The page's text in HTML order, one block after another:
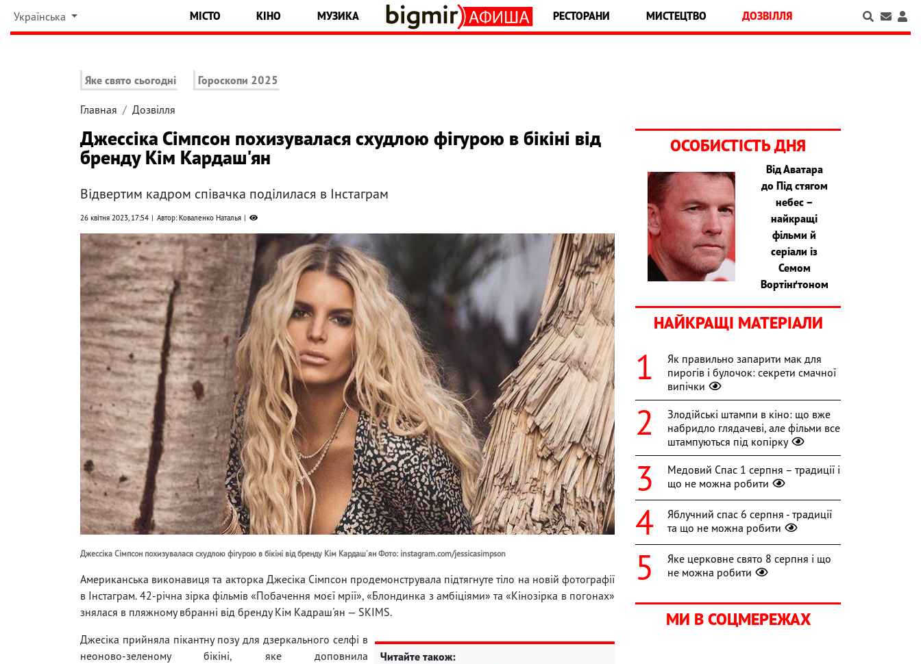
Українська МІСТО КІНО МУЗИКА РЕСТОРАНИ МИСТЕЦТВО ДОЗВІЛЛЯ
Яке свято сьогодні Гороскопи 2025
Главная Дозвілля
Джессіка Сімпсон похизувалася схудлою фігурою в бікіні від
бренду Кім Кардаш'ян
Відвертим кадром співачка поділилася в Інстаграм
26 квітня 2023, 17:54 Автор: Коваленко Наталья
Джессіка Сімпсон похизувалася схудлою фігурою в бікіні від бренду Кім Кардаш'ян Фото: instagram.com/jessicasimpson
Американська виконавиця та акторка Джесіка Сімпсон продемонструвала підтягнуте тіло на новій фотографії
в Інстаграм. 42-річна зірка фільмів «Побачення моєї мрії», «Блондинка з амбіціями» та «Кінозірка в погонах»
знялася в пляжному вбранні від бренду Кім Кадраш'ян — SKIMS.
Читайте також:
Джесіка прийняла пікантну позу для дзеркального селфі в
неоново-зеленому бікіні, яке доповнила
ОСОБИСТІСТЬ ДНЯ
Від Аватара
до Під стягом
небес –
найкращі
фільми й
серіали із
Семом
Вортінґтоном
НАЙКРАЩІ МАТЕРІАЛИ
Як правильно запарити мак для
пирогів і булочок: секрети смачної
випічки
Злодійські штампи в кіно: що вже
набридло глядачеві, але фільми все
штампуються під копірку
Медовий Спас 1 серпня – традиції і
що не можна робити
Яблучний спас 6 серпня - традиції
та що не можна робити
Яке церковне свято 8 серпня і що
не можна робити
МИ В СОЦМЕРЕЖАХ